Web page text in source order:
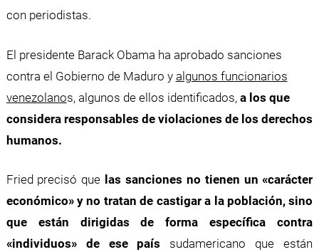
con periodistas.
El presidente Barack Obama ha aprobado sanciones
contra el Gobierno de Maduro y algunos funcionarios
venezolanos, algunos de ellos identificados,a los que
considera responsables de violaciones de los derechos
humanos.
Fried precisó que las sanciones no tienen un «carácter
económico» y no tratan de castigar a la población, sino
que están dirigidas de forma específica contra
«individuos» de ese país sudamericano que están